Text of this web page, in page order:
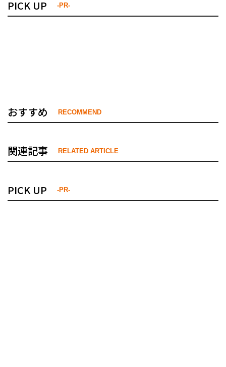
PICK UP -PR-
おすすめ RECOMMEND
関連記事 RELATED ARTICLE
PICK UP -PR-